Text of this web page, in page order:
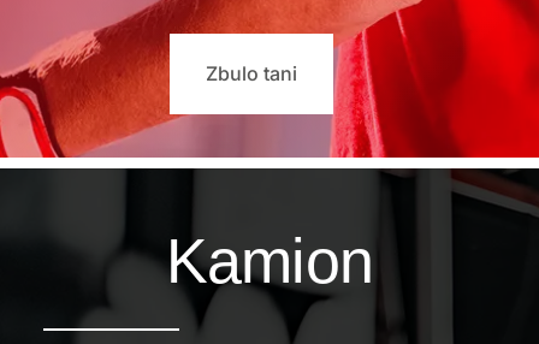
Zbulo tani
Kamion